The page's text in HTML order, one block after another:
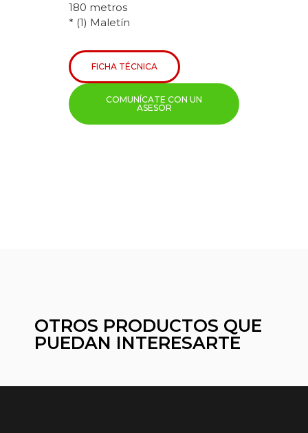
180 metros
* (1) Maletín
FICHA TÉCNICA
COMUNÍCATE CON UN
ASESOR
OTROS PRODUCTOS QUE
PUEDAN INTERESARTE